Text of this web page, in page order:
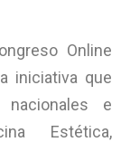
Online
iniciativa que
e
Estética,